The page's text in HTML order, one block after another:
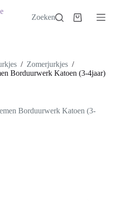
Zoeken Winkelwagen
/ Zomerjurkjes /
Borduurwerk Katoen (3-4jaar)